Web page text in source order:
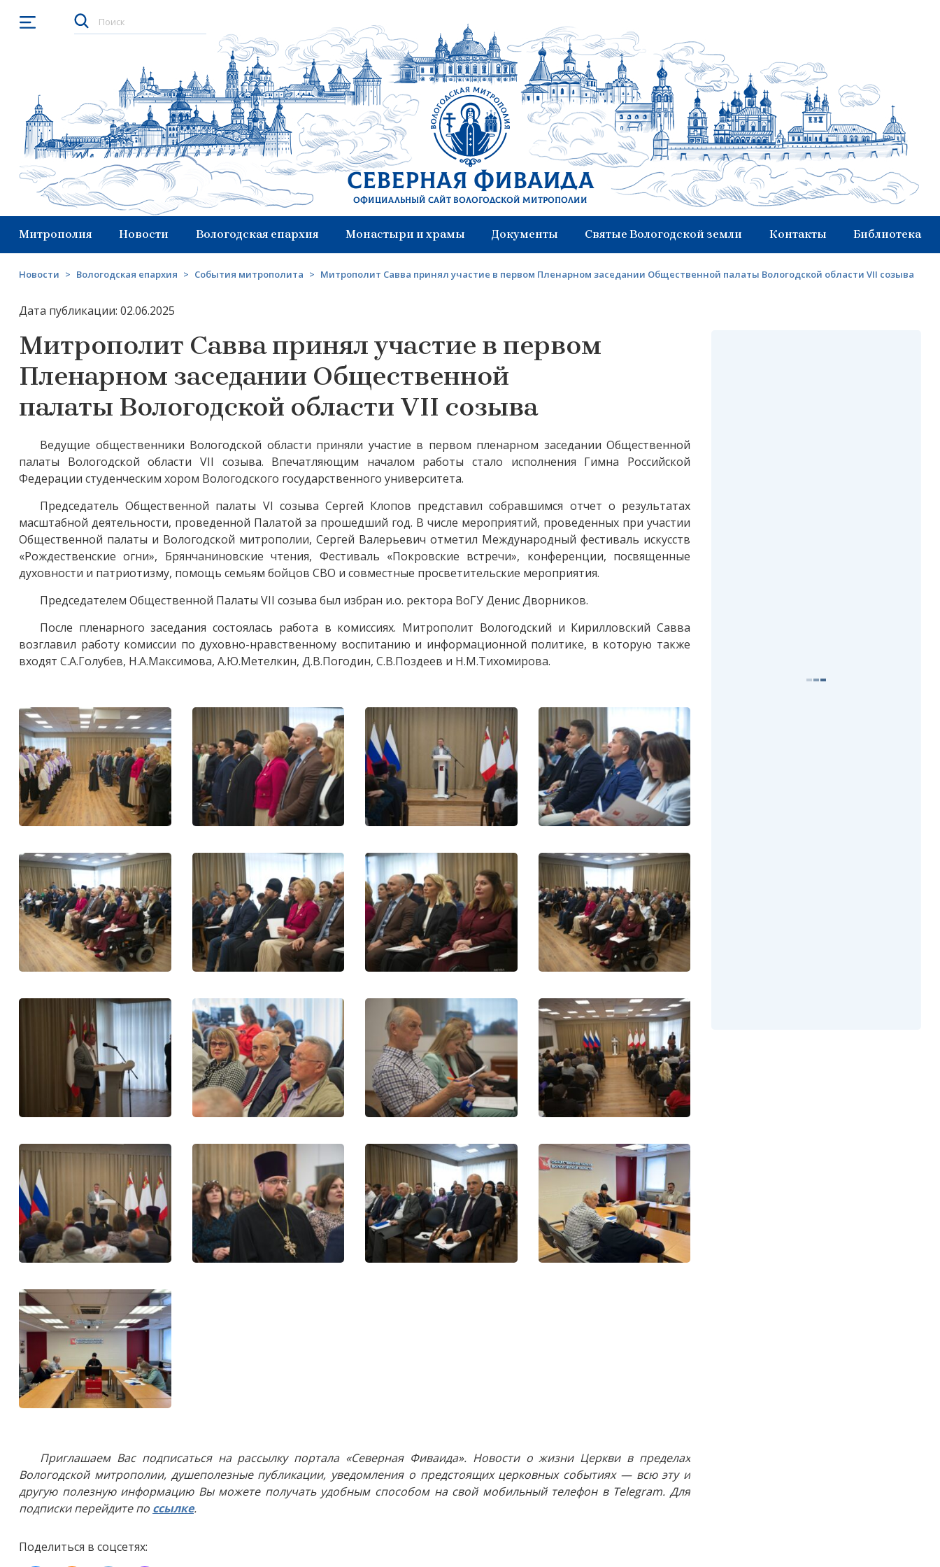
Открыть меню
Северная Фиваида
Официальный сайт Вологодской митрополии
Митрополия Новости Вологодская епархия Монастыри и храмы Документы Святые Вологодской земли Контакты Библиотека
Новости > Вологодская епархия > События митрополита > Митрополит Савва принял участие в первом Пленарном заседании Общественной палаты Вологодской области VII созыва
Дата публикации: 02.06.2025
Митрополит Савва принял участие в первом
Пленарном заседании Общественной
палаты Вологодской области VII созыва
Ведущие общественники Вологодской области приняли участие в первом пленарном заседании Общественной
палаты Вологодской области VII созыва. Впечатляющим началом работы стало исполнения Гимна Российской
Федерации студенческим хором Вологодского государственного университета.
Председатель Общественной палаты VI созыва Сергей Клопов представил собравшимся отчет о результатах
масштабной деятельности, проведенной Палатой за прошедший год. В числе мероприятий, проведенных при участии
Общественной палаты и Вологодской митрополии, Сергей Валерьевич отметил Международный фестиваль искусств
«Рождественские огни», Брянчаниновские чтения, Фестиваль «Покровские встречи», конференции, посвященные
духовности и патриотизму, помощь семьям бойцов СВО и совместные просветительские мероприятия.
Председателем Общественной Палаты VII созыва был избран и.о. ректора ВоГУ Денис Дворников.
После пленарного заседания состоялась работа в комиссиях. Митрополит Вологодский и Кирилловский Савва
возглавил работу комиссии по духовно-нравственному воспитанию и информационной политике, в которую также
входят С.А.Голубев, Н.А.Максимова, А.Ю.Метелкин, Д.В.Погодин, С.В.Поздеев и Н.М.Тихомирова.
Приглашаем Вас подписаться на рассылку портала «Северная Фиваида». Новости о жизни Церкви в пределах
Вологодской митрополии, душеполезные публикации, уведомления о предстоящих церковных событиях — всю эту и
другую полезную информацию Вы можете получать удобным способом на свой мобильный телефон в Telegram. Для
подписки перейдите по ссылке.
Поделиться в соцсетях: